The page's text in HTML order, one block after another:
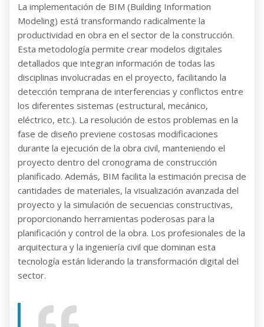
La implementación de BIM (Building Information
Modeling) está transformando radicalmente la
productividad en obra en el sector de la construcción.
Esta metodología permite crear modelos digitales
detallados que integran información de todas las
disciplinas involucradas en el proyecto, facilitando la
detección temprana de interferencias y conflictos entre
los diferentes sistemas (estructural, mecánico,
eléctrico, etc.). La resolución de estos problemas en la
fase de diseño previene costosas modificaciones
durante la ejecución de la obra civil, manteniendo el
proyecto dentro del cronograma de construcción
planificado. Además, BIM facilita la estimación precisa de
cantidades de materiales, la visualización avanzada del
proyecto y la simulación de secuencias constructivas,
proporcionando herramientas poderosas para la
planificación y control de la obra. Los profesionales de la
arquitectura y la ingeniería civil que dominan esta
tecnología están liderando la transformación digital del
sector.